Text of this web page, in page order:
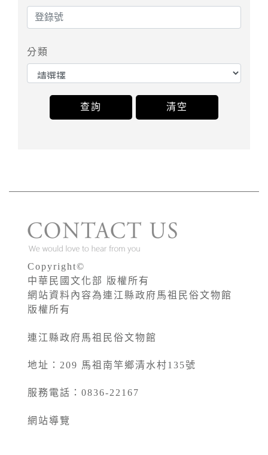
分類
Copyright©
中華民國文化部 版權所有
網站資料內容為連江縣政府馬祖民俗文物館
版權所有
連江縣政府馬祖民俗文物館
地址：209 馬祖南竿鄉清水村135號
服務電話：0836-22167
網站導覽